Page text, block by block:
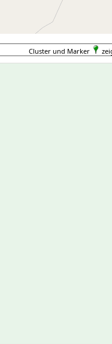
Cluster und Marker